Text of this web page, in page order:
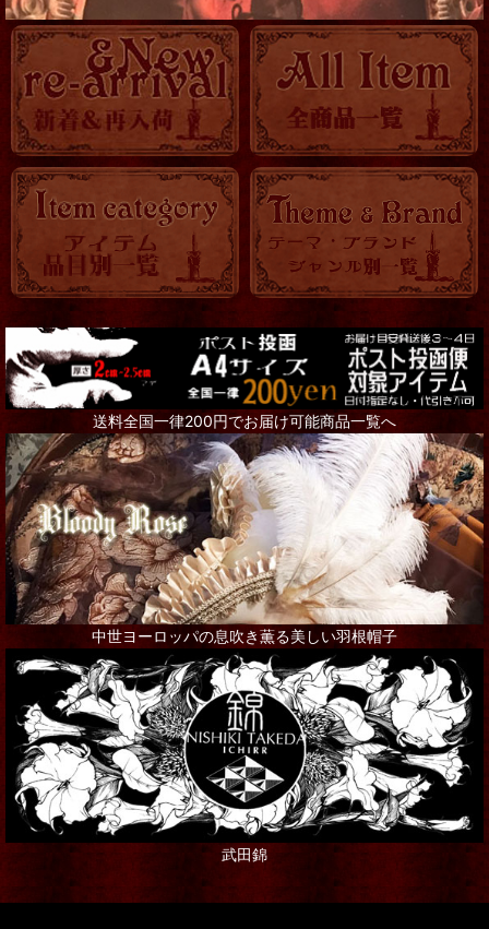
帽子他
ロマ傘
OTHER
KITCHEN
時計
バッグ・ポーチ
トランク・BOX
アクセサリー全て
Steampunk Goggles
リング
ネックレス
ピアス
ブローチ
その他アクセサリー
インテリア
シャンデリア・ランプ
写真・アート・ポスター
本・書籍
ポストカード
ステーショナリー
送料全国一律200円でお届け可能商品一覧へ
中世ヨーロッパの息吹き薫る美しい羽根帽子
武田錦